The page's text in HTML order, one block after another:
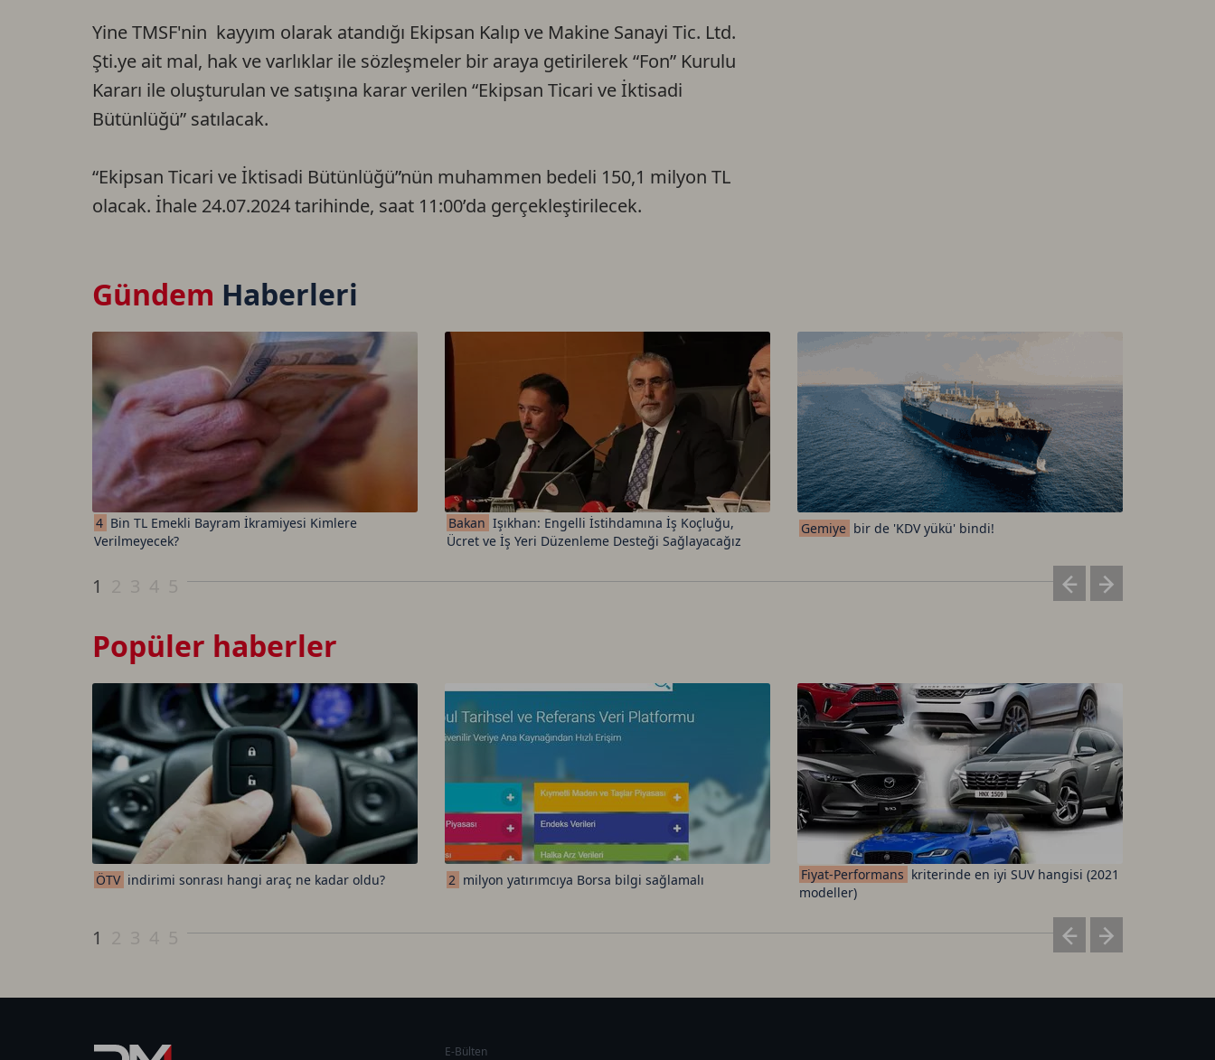
Yine TMSF'nin kayyım olarak atandığı Ekipsan Kalıp ve Makine Sanayi Tic. Ltd.
Şti.ye ait mal, hak ve varlıklar ile sözleşmeler bir araya getirilerek “Fon” Kurulu
Kararı ile oluşturulan ve satışına karar verilen “Ekipsan Ticari ve İktisadi
Bütünlüğü” satılacak.
“Ekipsan Ticari ve İktisadi Bütünlüğü”nün muhammen bedeli 150,1 milyon TL
olacak. İhale 24.07.2024 tarihinde, saat 11:00’da gerçekleştirilecek.
Gündem Haberleri
4 Bin TL Emekli Bayram İkramiyesi Kimlere
Verilmeyecek?
Bakan Işıkhan: Engelli İstihdamına İş Koçluğu,
Ücret ve İş Yeri Düzenleme Desteği Sağlayacağız
Gemiye bir de 'KDV yükü' bindi!
1
Popüler haberler
ÖTV indirimi sonrası hangi araç ne kadar oldu? 2 milyon yatırımcıya Borsa bilgi sağlamalı Fiyat-Performans kriterinde en iyi SUV hangisi (2021
modeller)
1
E-Bülten